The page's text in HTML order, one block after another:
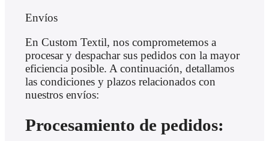
Envíos
En Custom Textil, nos comprometemos a
procesar y despachar sus pedidos con la mayor
eficiencia posible. A continuación, detallamos
las condiciones y plazos relacionados con
nuestros envíos:
Procesamiento de pedidos: